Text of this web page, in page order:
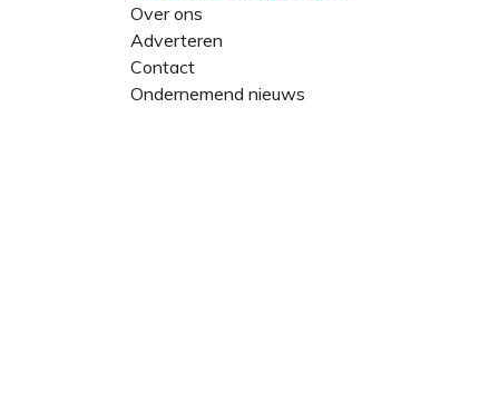
Over ons
Adverteren
Contact
Ondernemend nieuws